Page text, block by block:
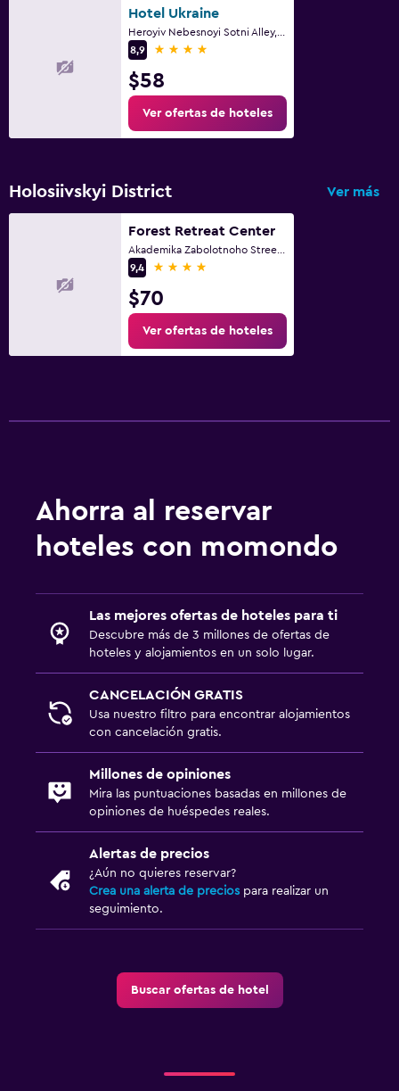
Hotel Ukraine
8,9
4 estrellas
$58
Ver ofertas de hoteles
Holosiivskyi District Ver más
Forest Retreat Center
9,4
4 estrellas
$70
Ver ofertas de hoteles
Ahorra al reservar
hoteles con momondo
Las mejores ofertas de hoteles para ti
Descubre más de 3 millones de ofertas de
hoteles y alojamientos en un solo lugar.
CANCELACIÓN GRATIS
Usa nuestro filtro para encontrar alojamientos
con cancelación gratis.
Millones de opiniones
Mira las puntuaciones basadas en millones de
opiniones de huéspedes reales.
Alertas de precios
¿Aún no quieres reservar?
Crea una alerta de precios para realizar un
seguimiento.
Buscar ofertas de hotel